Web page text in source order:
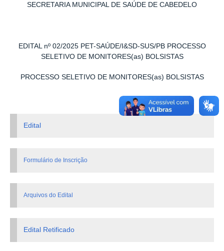
SECRETARIA MUNICIPAL DE SAÚDE DE CABEDELO
EDITAL nº 02/2025 PET-SAÚDE/I&SD-SUS/PB PROCESSO
SELETIVO DE MONITORES(as) BOLSISTAS
PROCESSO SELETIVO DE MONITORES(as) BOLSISTAS
Edital
Formulário de Inscrição
Arquivos do Edital
Edital Retificado